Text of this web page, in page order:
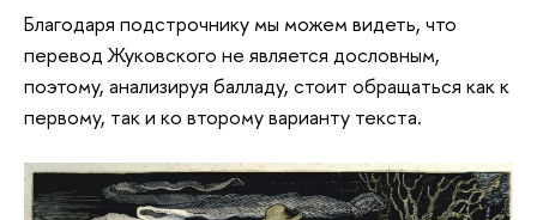
Благодаря подстрочнику мы можем видеть, что
перевод Жуковского не является дословным,
поэтому, анализируя балладу, стоит обращаться как к
первому, так и ко второму варианту текста.